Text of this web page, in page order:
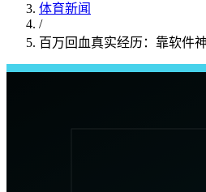
体育新闻
/
百万回血真实经历：靠软件